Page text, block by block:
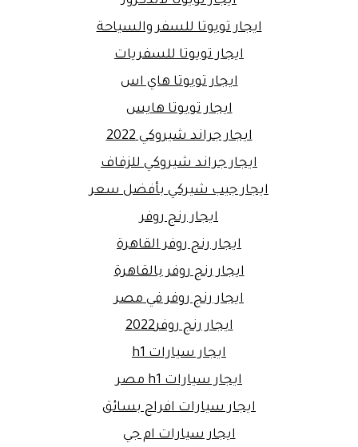
ايجار تويوتا للسفر والسياحة
ايجار تويوتا للسفريات
ايجار تويوتا هاي اس
ايجار تويوتا هايس
ايجار جراند شيروكي 2022
ايجار جراند شيروكي للزفاف
ايجار جيب شيركي بأفضل سعر
ايجار رنج روفر
ايجار رنج روفر القاهرة
ايجار رنج روفر بالقاهرة
ايجار رنج روفر في مصر
ايجار رنج روفر2022
ايجار سيارات h1
ايجار سيارات h1 مصر
ايجار سيارات افراح بسائق
ايجار سيارات ام جي